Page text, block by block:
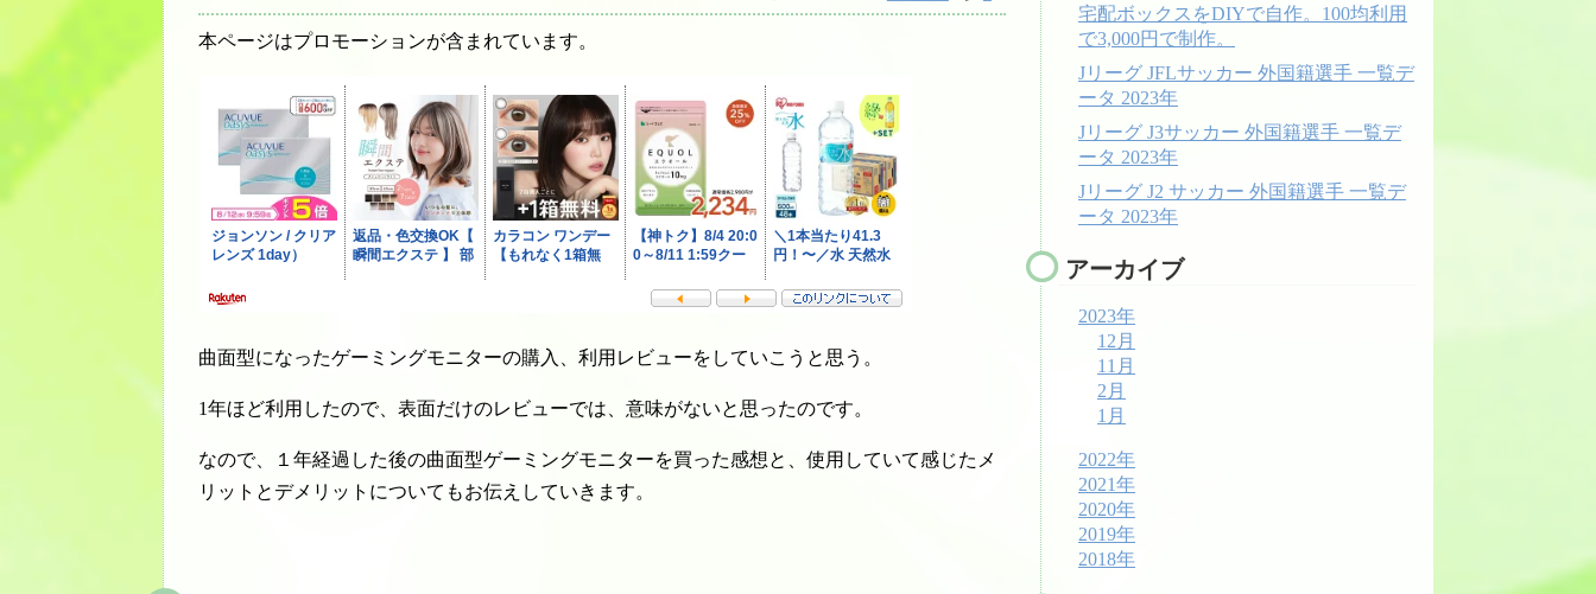
本ページはプロモーションが含まれています。
曲面型になったゲーミングモニターの購入、利用レビューをしていこうと思う。
1年ほど利用したので、表面だけのレビューでは、意味がないと思ったのです。
なので、１年経過した後の曲面型ゲーミングモニターを買った感想と、使用していて感じたメ
リットとデメリットについてもお伝えしていきます。
宅配ボックスをDIYで自作。100均利用
で3,000円で制作。
Jリーグ JFLサッカー 外国籍選手 一覧デ
ータ 2023年
Jリーグ J3サッカー 外国籍選手 一覧デ
ータ 2023年
Jリーグ J2 サッカー 外国籍選手 一覧デ
ータ 2023年
アーカイブ
2023年
12月
11月
2月
1月
2022年
2021年
2020年
2019年
2018年